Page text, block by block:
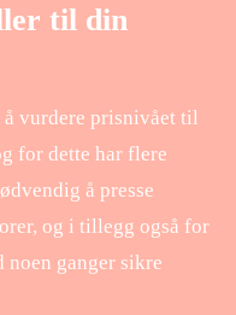
til din
vurdere prisnivået til
for dette har flere
å presse
og i tillegg også for
ganger sikre